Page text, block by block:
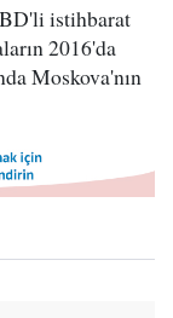
istihbarat
2016'da
Moskova'nın